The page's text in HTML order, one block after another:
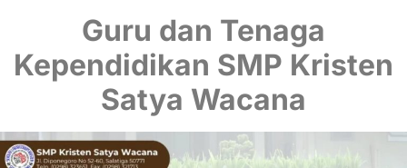
Guru dan Tenaga
Kependidikan SMP Kristen
Satya Wacana